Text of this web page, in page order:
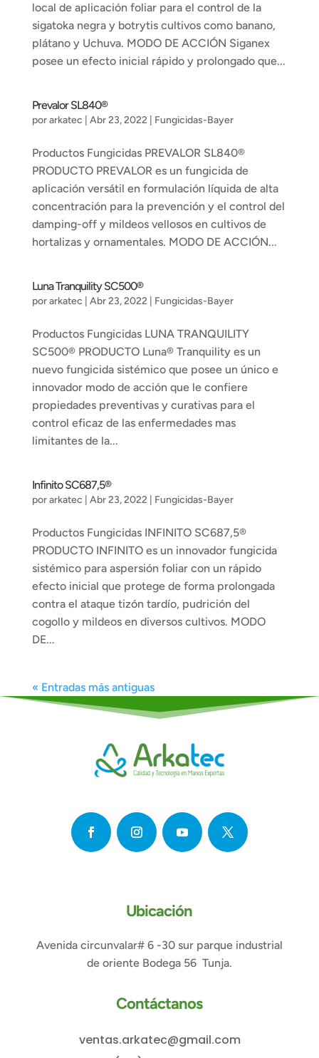
local de aplicación foliar para el control de la
sigatoka negra y botrytis cultivos como banano,
plátano y Uchuva. MODO DE ACCIÓN Siganex
posee un efecto inicial rápido y prolongado que...
Prevalor SL840®
porarkatec Abr 23, 2022 Fungicidas-Bayer
Productos Fungicidas PREVALOR SL840®
PRODUCTO PREVALOR es un fungicida de
aplicación versátil en formulación líquida de alta
concentración para la prevención y el control del
damping-off y mildeos vellosos en cultivos de
hortalizas y ornamentales. MODO DE ACCIÓN...
Luna Tranquility SC500®
porarkatec Abr 23, 2022 Fungicidas-Bayer
Productos Fungicidas LUNA TRANQUILITY
SC500® PRODUCTO Luna® Tranquility es un
nuevo fungicida sistémico que posee un único e
innovador modo de acción que le confiere
propiedades preventivas y curativas para el
control eficaz de las enfermedades mas
limitantes de la...
Infinito SC687,5®
porarkatec Abr 23, 2022 Fungicidas-Bayer
Productos Fungicidas INFINITO SC687,5®
PRODUCTO INFINITO es un innovador fungicida
sistémico para aspersión foliar con un rápido
efecto inicial que protege de forma prolongada
contra el ataque tizón tardío, pudrición del
cogollo y mildeos en diversos cultivos. MODO
DE...
« Entradas más antiguas
Ubicación
Avenida circunvalar# 6 -30 sur parque industrial
de oriente Bodega 56 Tunja.
Contáctanos
ventas.arkatec@gmail.com